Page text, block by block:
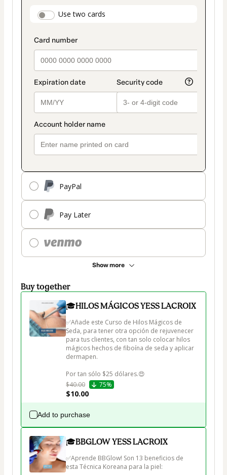
payment_data.section_title_v2
Use two cards
PayPal
Pay Later
Show more
method
Buy together
🎓HILOS MÁGICOS YESS LACROIX
✅Añade este Curso de Hilos Mágicos de
Seda, para tener otra opción de rejuvenecer
para tus clientes, con tan solo colocar hilos
mágicos hechos de fiboína de seda y aplicar
dermapen.
Por tan sólo $25 dólares.😍
$40.00
75%
$10.00
Add to purchase
🎓BBGLOW YESS LACROIX
✅Aprende BBGlow! Son 13 beneficios de
esta Técnica Koreana para la piel: